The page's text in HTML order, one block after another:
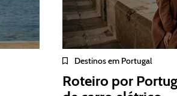
Destinos em Portugal
Roteiro por